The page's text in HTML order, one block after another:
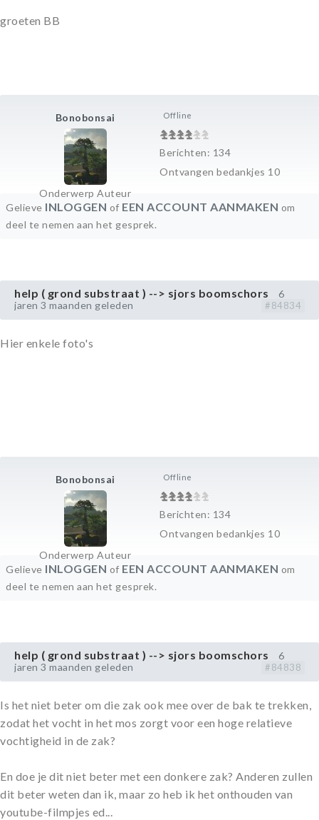
Bonobonsai
Onderwerp Auteur
Offline
Berichten: 134
Ontvangen bedankjes 10
groeten BB
Gelieve INLOGGEN of EEN ACCOUNT AANMAKEN om
deel te nemen aan het gesprek.
help ( grond substraat ) --> sjors boomschors
6
jaren 3 maanden geleden
#84834
Bonobonsai
Onderwerp Auteur
Offline
Berichten: 134
Ontvangen bedankjes 10
Hier enkele foto's
Gelieve INLOGGEN of EEN ACCOUNT AANMAKEN om
deel te nemen aan het gesprek.
help ( grond substraat ) --> sjors boomschors
6
jaren 3 maanden geleden
#84838
Is het niet beter om die zak ook mee over de bak te trekken,
zodat het vocht in het mos zorgt voor een hoge relatieve
vochtigheid in de zak?
En doe je dit niet beter met een donkere zak? Anderen zullen
dit beter weten dan ik, maar zo heb ik het onthouden van
youtube-filmpjes ed...